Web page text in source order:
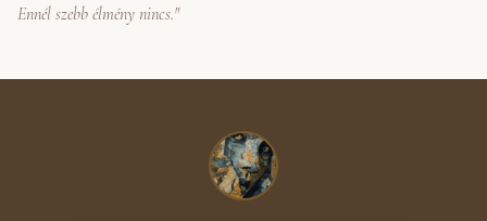
Ennél szebb élmény nincs."